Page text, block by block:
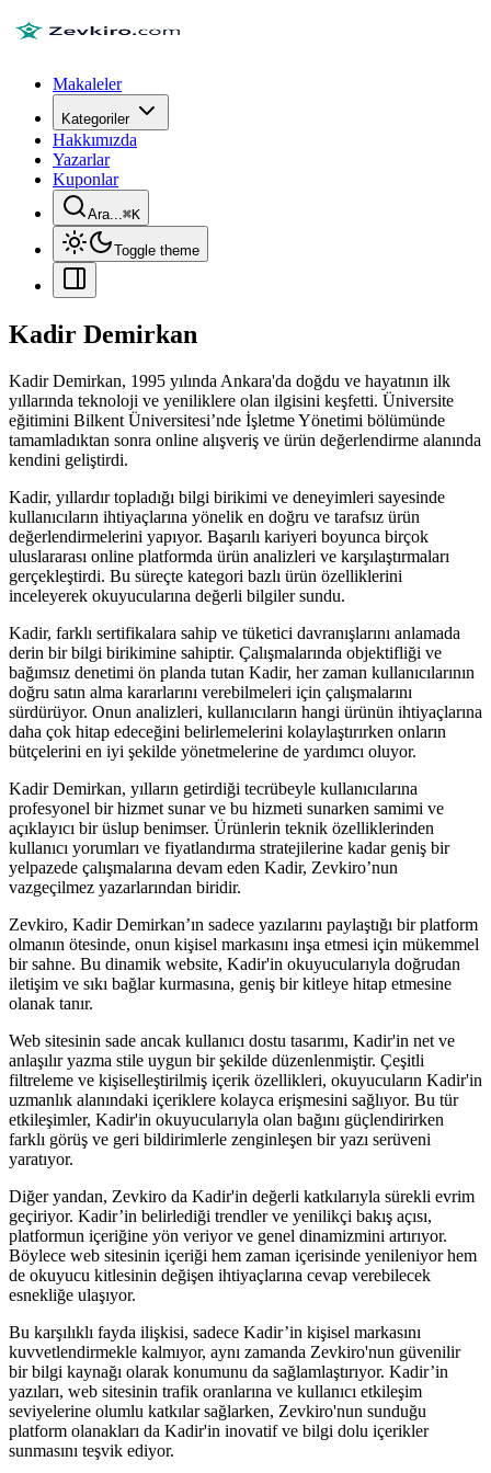
Makaleler
Kategoriler
Hakkımızda
Yazarlar
Kuponlar
Ara...⌘K
Toggle theme
Kadir Demirkan
Kadir Demirkan, 1995 yılında Ankara'da doğdu ve hayatının ilk
yıllarında teknoloji ve yeniliklere olan ilgisini keşfetti. Üniversite
eğitimini Bilkent Üniversitesi’nde İşletme Yönetimi bölümünde
tamamladıktan sonra online alışveriş ve ürün değerlendirme alanında
kendini geliştirdi.
Kadir, yıllardır topladığı bilgi birikimi ve deneyimleri sayesinde
kullanıcıların ihtiyaçlarına yönelik en doğru ve tarafsız ürün
değerlendirmelerini yapıyor. Başarılı kariyeri boyunca birçok
uluslararası online platformda ürün analizleri ve karşılaştırmaları
gerçekleştirdi. Bu süreçte kategori bazlı ürün özelliklerini
inceleyerek okuyucularına değerli bilgiler sundu.
Kadir, farklı sertifikalara sahip ve tüketici davranışlarını anlamada
derin bir bilgi birikimine sahiptir. Çalışmalarında objektifliği ve
bağımsız denetimi ön planda tutan Kadir, her zaman kullanıcılarının
doğru satın alma kararlarını verebilmeleri için çalışmalarını
sürdürüyor. Onun analizleri, kullanıcıların hangi ürünün ihtiyaçlarına
daha çok hitap edeceğini belirlemelerini kolaylaştırırken onların
bütçelerini en iyi şekilde yönetmelerine de yardımcı oluyor.
Kadir Demirkan, yılların getirdiği tecrübeyle kullanıcılarına
profesyonel bir hizmet sunar ve bu hizmeti sunarken samimi ve
açıklayıcı bir üslup benimser. Ürünlerin teknik özelliklerinden
kullanıcı yorumları ve fiyatlandırma stratejilerine kadar geniş bir
yelpazede çalışmalarına devam eden Kadir, Zevkiro’nun
vazgeçilmez yazarlarından biridir.
Zevkiro, Kadir Demirkan’ın sadece yazılarını paylaştığı bir platform
olmanın ötesinde, onun kişisel markasını inşa etmesi için mükemmel
bir sahne. Bu dinamik website, Kadir'in okuyucularıyla doğrudan
iletişim ve sıkı bağlar kurmasına, geniş bir kitleye hitap etmesine
olanak tanır.
Web sitesinin sade ancak kullanıcı dostu tasarımı, Kadir'in net ve
anlaşılır yazma stile uygun bir şekilde düzenlenmiştir. Çeşitli
filtreleme ve kişiselleştirilmiş içerik özellikleri, okuyucuların Kadir'in
uzmanlık alanındaki içeriklere kolayca erişmesini sağlıyor. Bu tür
etkileşimler, Kadir'in okuyucularıyla olan bağını güçlendirirken
farklı görüş ve geri bildirimlerle zenginleşen bir yazı serüveni
yaratıyor.
Diğer yandan, Zevkiro da Kadir'in değerli katkılarıyla sürekli evrim
geçiriyor. Kadir’in belirlediği trendler ve yenilikçi bakış açısı,
platformun içeriğine yön veriyor ve genel dinamizmini artırıyor.
Böylece web sitesinin içeriği hem zaman içerisinde yenileniyor hem
de okuyucu kitlesinin değişen ihtiyaçlarına cevap verebilecek
esnekliğe ulaşıyor.
Bu karşılıklı fayda ilişkisi, sadece Kadir’in kişisel markasını
kuvvetlendirmekle kalmıyor, aynı zamanda Zevkiro'nun güvenilir
bir bilgi kaynağı olarak konumunu da sağlamlaştırıyor. Kadir’in
yazıları, web sitesinin trafik oranlarına ve kullanıcı etkileşim
seviyelerine olumlu katkılar sağlarken, Zevkiro'nun sunduğu
platform olanakları da Kadir'in inovatif ve bilgi dolu içerikler
sunmasını teşvik ediyor.